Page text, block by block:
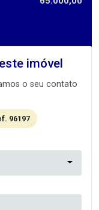
imóvel
o seu contato
96197